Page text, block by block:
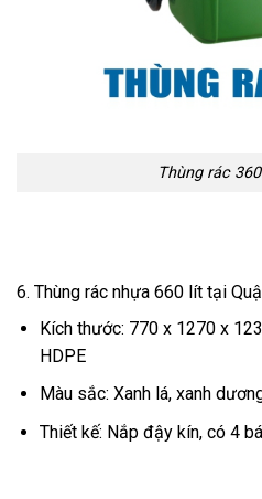
Thùng rác
6. Thùng rác nhựa 660 lít tại
Kích thước: 770 x 1270 x
HDPE
Màu sắc: Xanh lá, xanh
Thiết kế: Nắp đậy kín, có 4